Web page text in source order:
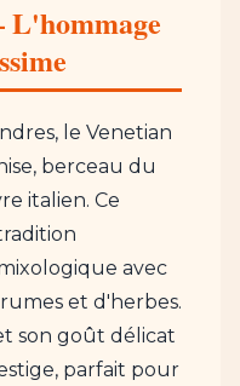
le Venetian
berceau du
italien. Ce
avec
et d'herbes.
son goût délicat
parfait pour